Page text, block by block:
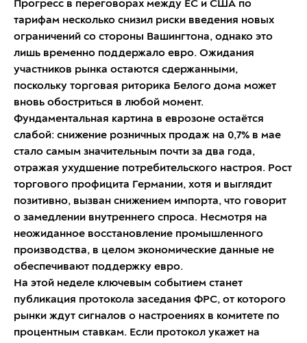
Прогресс в переговорах между ЕС и США по
тарифам несколько снизил риски введения новых
ограничений со стороны Вашингтона, однако это
лишь временно поддержало евро. Ожидания
участников рынка остаются сдержанными,
поскольку торговая риторика Белого дома может
вновь обостриться в любой момент.
Фундаментальная картина в еврозоне остаётся
слабой: снижение розничных продаж на 0,7% в мае
стало самым значительным почти за два года,
отражая ухудшение потребительского настроя. Рост
торгового профицита Германии, хотя и выглядит
позитивно, вызван снижением импорта, что говорит
о замедлении внутреннего спроса. Несмотря на
неожиданное восстановление промышленного
производства, в целом экономические данные не
обеспечивают поддержку евро.
На этой неделе ключевым событием станет
публикация протокола заседания ФРС, от которого
рынки ждут сигналов о настроениях в комитете по
процентным ставкам. Если протокол укажет на